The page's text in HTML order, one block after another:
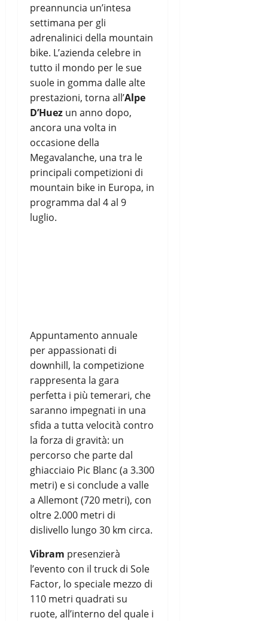
preannuncia un’intesa
settimana per gli
adrenalinici della mountain
bike. L’azienda celebre in
tutto il mondo per le sue
suole in gomma dalle alte
prestazioni, torna all’Alpe
D’Huez un anno dopo,
ancora una volta in
occasione della
Megavalanche, una tra le
principali competizioni di
mountain bike in Europa, in
programma dal 4 al 9
luglio.
Appuntamento annuale
per appassionati di
downhill, la competizione
rappresenta la gara
perfetta i più temerari, che
saranno impegnati in una
sfida a tutta velocità contro
la forza di gravità: un
percorso che parte dal
ghiacciaio Pic Blanc (a 3.300
metri) e si conclude a valle
a Allemont (720 metri), con
oltre 2.000 metri di
dislivello lungo 30 km circa.
Vibram presenzierà
l’evento con il truck di Sole
Factor, lo speciale mezzo di
110 metri quadrati su
ruote, all’interno del quale i